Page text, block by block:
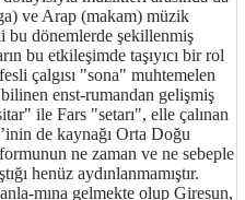
ve Arap (makam) müzik
bu dönemlerde şekillenmiş
bu etkileşimde taşıyıcı bir rol
çalgısı "sona" muhtemelen
enst-rumandan gelişmiş
ile Fars "setarı", elle çalınan
de kaynağı Orta Doğu
ne zaman ve ne sebeple
henüz aydınlanmamıştır.
mına gelmekte olup Giresun,